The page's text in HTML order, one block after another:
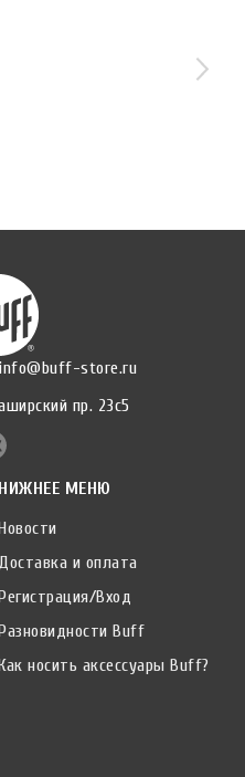
info@buff-store.ru
пр. 23с5
НИЖНЕЕ МЕНЮ
Доставка и оплата
Вход
Buff
носить аксессуары Buff?